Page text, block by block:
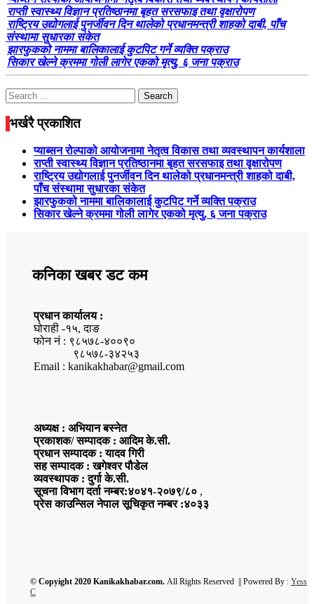
राप्ती स्वास्थ्य विज्ञान प्रतिष्ठानमा बृहत सरसफाइ तथा वृक्षारोपण
राष्ट्रिय उद्योगलाई पुनर्जीवन दिन थालेको प्रधानमन्त्री शाहको दाबी, पाँच
संस्थामा सुधारका संकेत
झारफुकको नाममा बालिकालाई कुटपिट गर्ने व्यक्ति पक्राउ
सिकार खेल्ने क्रममा गोली लागेर एकको मृत्यु, ६ जना पक्राउ
Search
for:
भर्खरै प्रकाशित
प्याब्सन रोल्पाको आयोजनामा नेतृत्व विकास तथा व्यवस्थापन कार्यशाला
राप्ती स्वास्थ्य विज्ञान प्रतिष्ठानमा बृहत सरसफाइ तथा वृक्षारोपण
राष्ट्रिय उद्योगलाई पुनर्जीवन दिन थालेको प्रधानमन्त्री शाहको दाबी,
पाँच संस्थामा सुधारका संकेत
झारफुकको नाममा बालिकालाई कुटपिट गर्ने व्यक्ति पक्राउ
सिकार खेल्ने क्रममा गोली लागेर एकको मृत्यु, ६ जना पक्राउ
कनिका खबर डट कम
प्रधान कार्यालय :
घोराही -१५, दाङ
फोन नं : ९८५७८-४००९०
९८५७८-३४२५३
Email : kanikakhabar@gmail.com
अध्यक्ष : अभियान बस्नेत
प्रकाशक/ सम्पादक : आदिम के.सी.
प्रधान सम्पादक : यादव गिरी
सह सम्पादक : खगेश्वर पौडेल
व्यवस्थापक : दुर्गा के.सी.
सूचना विभाग दर्ता नम्बर:४०४१-२०७९/८० ,
प्रेस काउन्सिल नेपाल सूचिकृत नम्बर :४०३३
© Copyight 2020 Kanikakhabar.com. All Rights Reserved || Powered By : Yess
C